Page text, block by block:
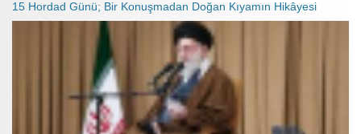
15 Hordad Günü; Bir Konuşmadan Doğan Kıyamın Hikâyesi